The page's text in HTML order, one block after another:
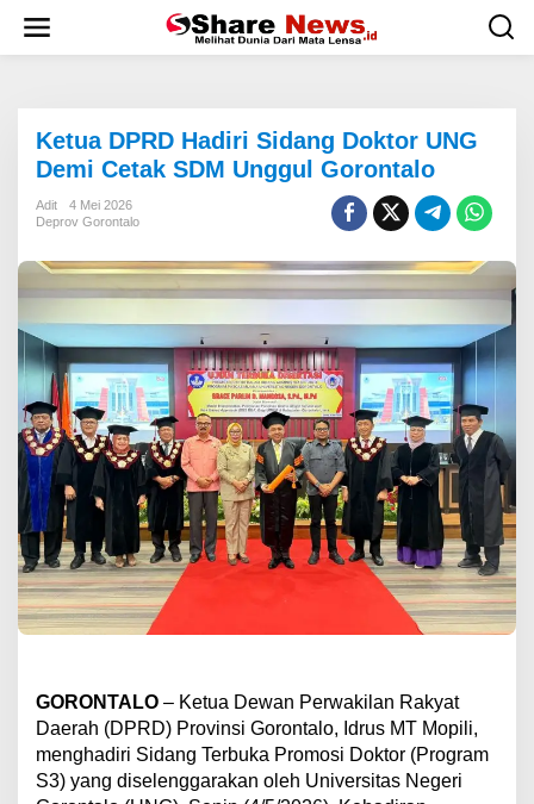
w
Ketua DPRD Hadiri Sidang Doktor UNG
Demi Cetak SDM Unggul Gorontalo
Adit
4 Mei 2026
Deprov Gorontalo
GORONTALO – Ketua Dewan Perwakilan Rakyat
Daerah (DPRD) Provinsi Gorontalo, Idrus MT Mopili,
menghadiri Sidang Terbuka Promosi Doktor (Program
S3) yang diselenggarakan oleh Universitas Negeri